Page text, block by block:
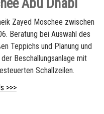
Abu Dhabi
Zayed Moschee zwischen
Beratung bei Auswahl des
Teppichs und Planung und
der Beschallungsanlage mit
Schallzeilen.
>>>